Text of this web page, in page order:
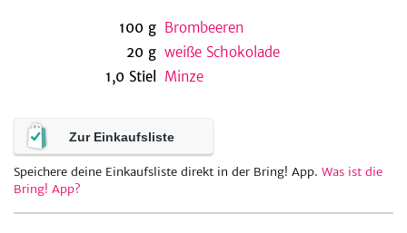
100 g Brombeeren
20 g weiße Schokolade
1,0 Stiel Minze
Zur Einkaufsliste
Speichere deine Einkaufsliste direkt in der Bring! App. Was ist die
Bring! App?